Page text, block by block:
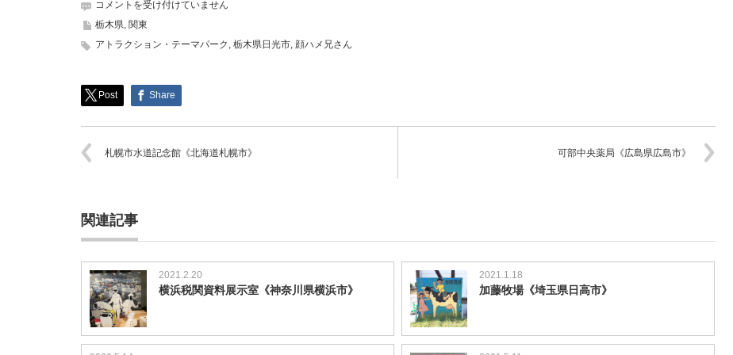
日
光
る
《栃
木
県
コメントを受け付けていません
栃木県, 関東
アトラクション・テーマパーク , 栃木県日光市, 顔ハメ兄さん
Post Share
札幌市水道記念館《北海道札幌市》 可部中央薬局《広島県広島市》
関連記事
2021.2.20
横浜税関資料展示室《神奈川県横浜市》
2021.1.18
加藤牧場《埼玉県日高市》